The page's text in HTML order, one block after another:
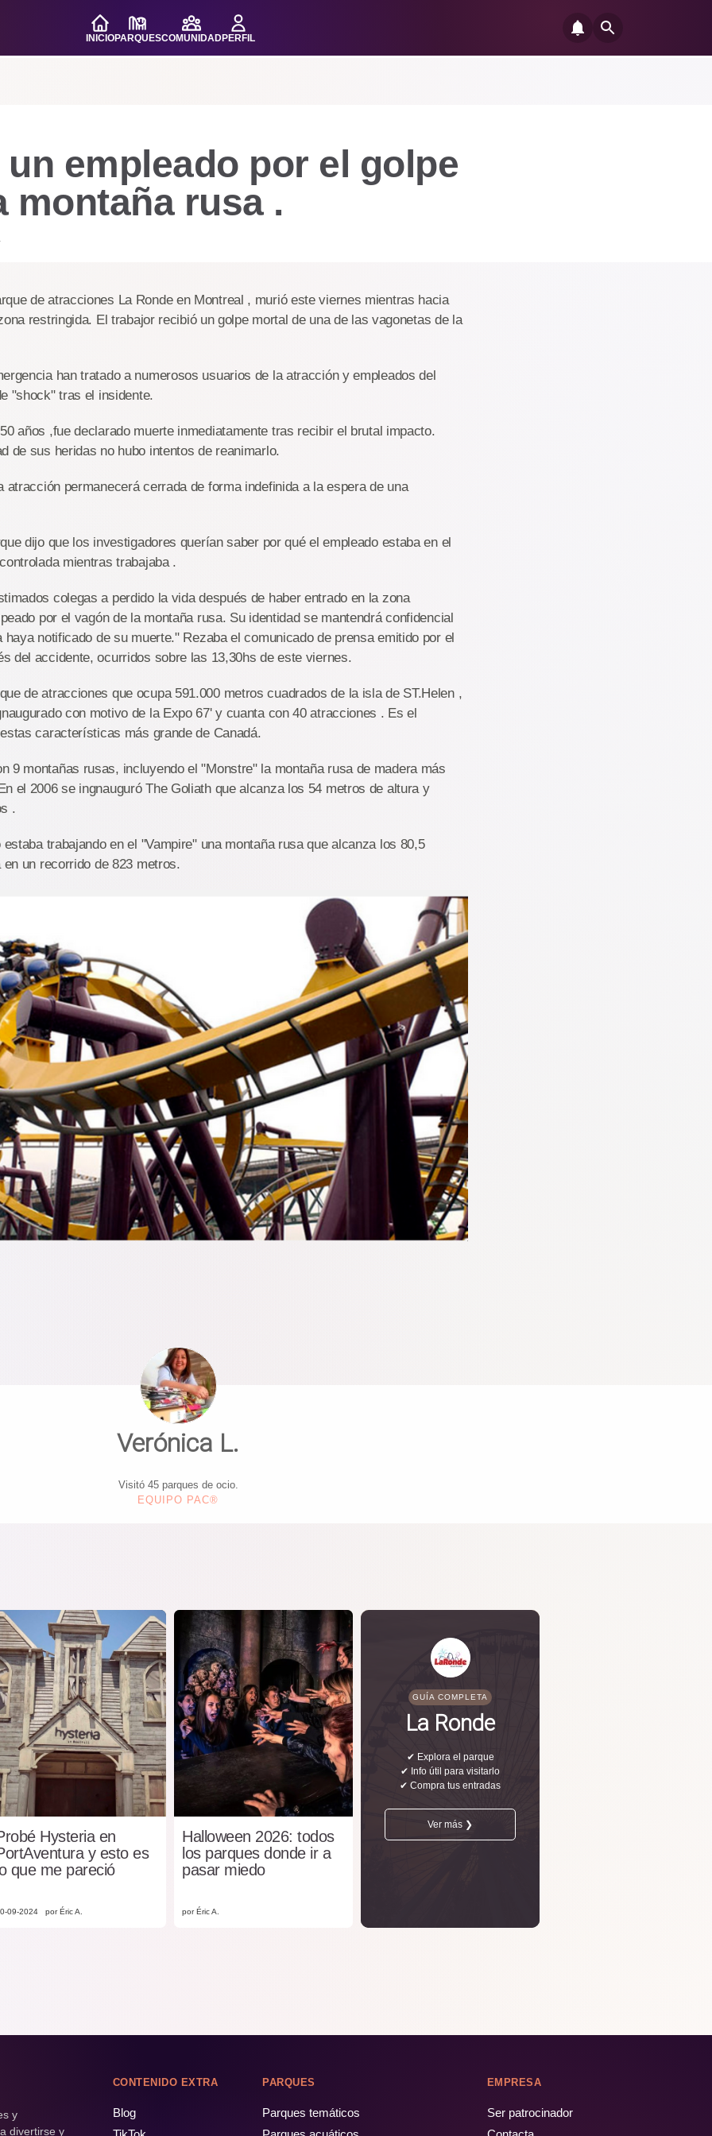
INICIOPARQUESCOMUNIDADPERFIL
un empleado por el golpe
montaña rusa .
de atracciones La Ronde en Montreal , murió este viernes mientras hacia
restringida. El trabajor recibió un golpe mortal de una de las vagonetas de la
han tratado a numerosos usuarios de la atracción y empleados del
"shock" tras el insidente.
años ,fue declarado muerte inmediatamente tras recibir el brutal impacto.
de sus heridas no hubo intentos de reanimarlo.
atracción permanecerá cerrada de forma indefinida a la espera de una
dijo que los investigadores querían saber por qué el empleado estaba en el
mientras trabajaba .
colegas a perdido la vida después de haber entrado en la zona
por el vagón de la montaña rusa. Su identidad se mantendrá confidencial
haya notificado de su muerte." Rezaba el comunicado de prensa emitido por el
del accidente, ocurridos sobre las 13,30hs de este viernes.
de atracciones que ocupa 591.000 metros cuadrados de la isla de ST.Helen ,
con motivo de la Expo 67' y cuanta con 40 atracciones . Es el
características más grande de Canadá.
9 montañas rusas, incluyendo el "Monstre" la montaña rusa de madera más
el 2006 se ingnauguró The Goliath que alcanza los 54 metros de altura y
.
trabajando en el "Vampire" una montaña rusa que alcanza los 80,5
un recorrido de 823 metros.
Verónica L.
Visitó 45 parques de ocio.
EQUIPO PAC®
Hysteria en
y esto es
que me pareció
09-2024 por Éric A.
Halloween 2026: todos
los parques donde ir a
pasar miedo
por Éric A.
GUÍA COMPLETA
La Ronde
✔ Explora el parque
✔ Info útil para visitarlo
✔ Compra tus entradas
Ver más ❯
y
divertirse y
CONTENIDO EXTRA
Blog
PARQUES
Parques temáticos
EMPRESA
Ser patrocinador